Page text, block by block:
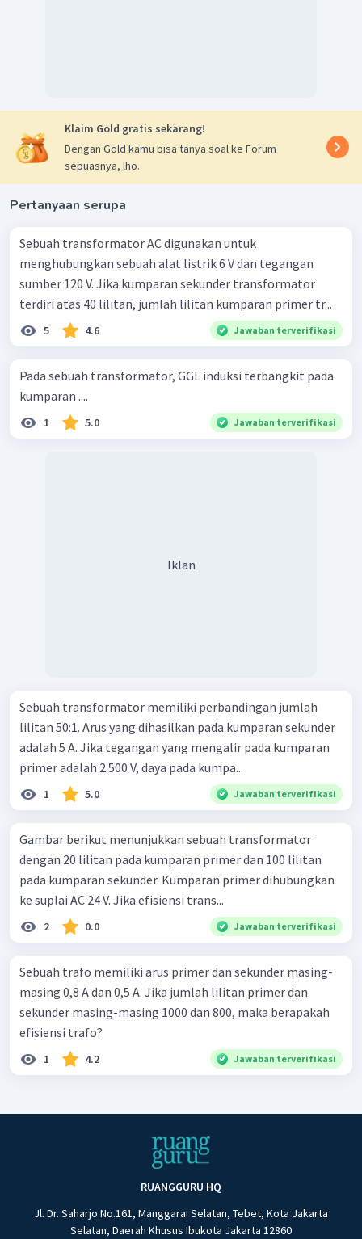
Klaim Gold gratis sekarang!
Dengan Gold kamu bisa tanya soal ke Forum
sepuasnya, lho.
Pertanyaan serupa
Sebuah transformator AC digunakan untuk
menghubungkan sebuah alat listrik 6 V dan tegangan
sumber 120 V. Jika kumparan sekunder transformator
terdiri atas 40 lilitan, jumlah lilitan kumparan primer tr...
5 4.6 Jawaban terverifikasi
Pada sebuah transformator, GGL induksi terbangkit pada
kumparan ....
1 5.0 Jawaban terverifikasi
Iklan
Sebuah transformator memiliki perbandingan jumlah
lilitan 50:1. Arus yang dihasilkan pada kumparan sekunder
adalah 5 A. Jika tegangan yang mengalir pada kumparan
primer adalah 2.500 V, daya pada kumpa...
1 5.0 Jawaban terverifikasi
Gambar berikut menunjukkan sebuah transformator
dengan 20 lilitan pada kumparan primer dan 100 lilitan
pada kumparan sekunder. Kumparan primer dihubungkan
ke suplai AC 24 V. Jika efisiensi trans...
2 0.0 Jawaban terverifikasi
Sebuah trafo memiliki arus primer dan sekunder masing-
masing 0,8 A dan 0,5 A. Jika jumlah lilitan primer dan
sekunder masing-masing 1000 dan 800, maka berapakah
efisiensi trafo?
1 4.2 Jawaban terverifikasi
RUANGGURU HQ
Jl. Dr. Saharjo No.161, Manggarai Selatan, Tebet, Kota Jakarta
Selatan, Daerah Khusus Ibukota Jakarta 12860